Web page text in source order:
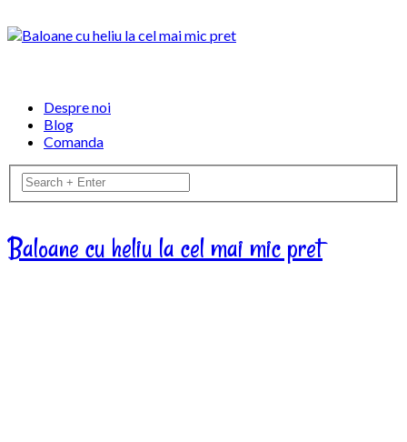
Despre noi
Blog
Comanda
Baloane cu heliu la cel mai mic pret